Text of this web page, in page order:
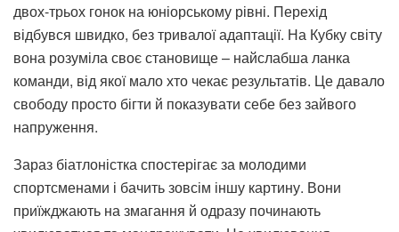
двох-трьох гонок на юніорському рівні. Перехід
відбувся швидко, без тривалої адаптації. На Кубку світу
вона розуміла своє становище – найслабша ланка
команди, від якої мало хто чекає результатів. Це давало
свободу просто бігти й показувати себе без зайвого
напруження.
Зараз біатлоністка спостерігає за молодими
спортсменами і бачить зовсім іншу картину. Вони
приїжджають на змагання й одразу починають